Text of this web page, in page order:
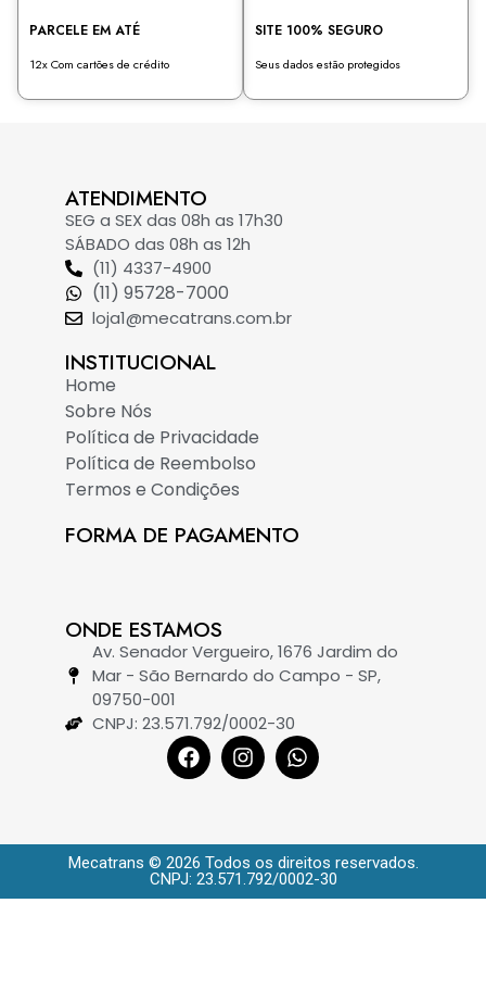
PARCELE EM ATÉ
12x Com cartões de crédito
SITE 100% SEGURO
Seus dados estão protegidos
ATENDIMENTO
SEG a SEX das 08h as 17h30
SÁBADO das 08h as 12h
(11) 4337-4900
(11) 95728-7000
loja1@mecatrans.com.br
INSTITUCIONAL​
Home
Sobre Nós
Política de Privacidade
Política de Reembolso
Termos e Condições
FORMA DE PAGAMENTO
ONDE ESTAMOS
Av. Senador Vergueiro, 1676 Jardim do
Mar - São Bernardo do Campo - SP,
09750-001
CNPJ: 23.571.792/0002-30
Mecatrans © 2026 Todos os direitos reservados.
CNPJ: 23.571.792/0002-30